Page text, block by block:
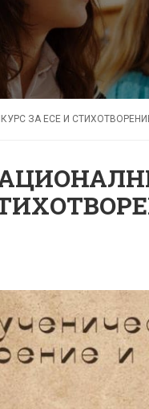
ЗА ЕСЕ И